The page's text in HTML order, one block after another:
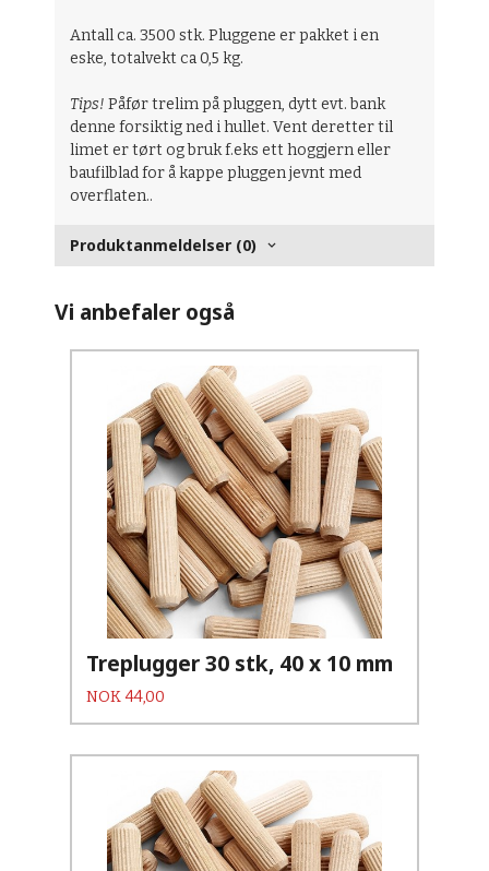
Antall ca. 3500 stk. Pluggene er pakket i en
eske, totalvekt ca 0,5 kg.
Tips! Påfør trelim på pluggen, dytt evt. bank
denne forsiktig ned i hullet. Vent deretter til
limet er tørt og bruk f.eks ett hoggjern eller
baufilblad for å kappe pluggen jevnt med
overflaten..
Produktanmeldelser (0)
Vi anbefaler også
Treplugger 30 stk, 40 x 10 mm
Pris
NOK 44,00